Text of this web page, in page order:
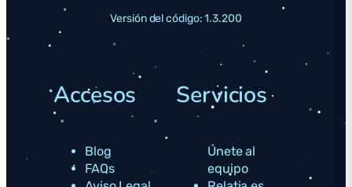
Versión del código: 1.3.200
Accesos
Blog
FAQs
Servicios
Únete al
equipo